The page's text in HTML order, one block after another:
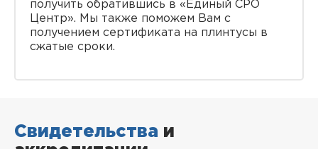
получить обратившись в «Единый СРО
Центр». Мы также поможем Вам с
получением сертификата на плинтусы в
сжатые сроки.
Свидетельства и